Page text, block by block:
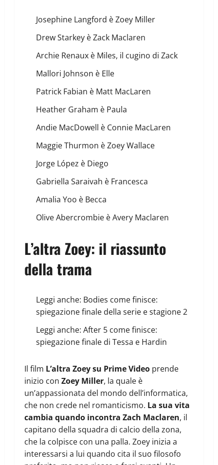
Josephine Langford è Zoey Miller
Drew Starkey è Zack Maclaren
Archie Renaux è Miles, il cugino di Zack
Mallori Johnson è Elle
Patrick Fabian è Matt MacLaren
Heather Graham è Paula
Andie MacDowell è Connie MacLaren
Maggie Thurmon è Zoey Wallace
Jorge López è Diego
Gabriella Saraivah è Francesca
Amalia Yoo è Becca
Olive Abercrombie è Avery Maclaren
L’altra Zoey: il riassunto
della trama
Leggi anche: Bodies come finisce:
spiegazione finale della serie e stagione 2
Leggi anche: After 5 come finisce:
spiegazione finale di Tessa e Hardin
Il film L’altra Zoey su Prime Video prende
inizio con Zoey Miller, la quale è
un’appassionata del mondo dell’informatica,
che non crede nel romanticismo. La sua vita
cambia quando incontra Zach Maclaren, il
capitano della squadra di calcio della zona,
che la colpisce con una palla. Zoey inizia a
interessarsi a lui quando cita il suo filosofo